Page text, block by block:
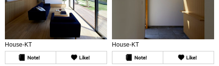
House-KT House-KT